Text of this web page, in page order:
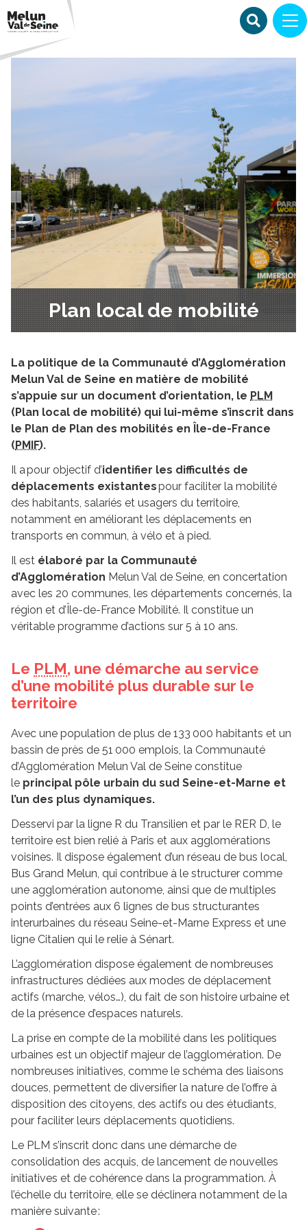
Plan local de mobilité
La politique de la Communauté d’Agglomération
Melun Val de Seine en matière de mobilité
s’appuie sur un document d’orientation, le PLM
(Plan local de mobilité) qui lui-même s’inscrit dans
le Plan de Plan des mobilités en Île-de-France
(PMIF).
Il a pour objectif d’identifier les difficultés de
déplacements existantespour faciliter la mobilité
des habitants, salariés et usagers du territoire,
notamment en améliorant les déplacements en
transports en commun, à vélo et à pied.
Il est élaboré par la Communauté
d’Agglomération Melun Val de Seine, en concertation
avec les 20 communes, les départements concernés, la
région et d’Île-de-France Mobilité. Il constitue un
véritable programme d’actions sur 5 à 10 ans.
Le PLM, une démarche au service
d’une mobilité plus durable sur le
territoire
Avec une population de plus de 133 000 habitants et un
bassin de près de 51 000 emplois, la Communauté
d’Agglomération Melun Val de Seine constitue
le principal pôle urbain du sud Seine-et-Marne et
l’un des plus dynamiques.
Desservi par la ligne R du Transilien et par le RER D, le
territoire est bien relié à Paris et aux agglomérations
voisines. Il dispose également d’un réseau de bus local,
Bus Grand Melun, qui contribue à le structurer comme
une agglomération autonome, ainsi que de multiples
points d’entrées aux 6 lignes de bus structurantes
interurbaines du réseau Seine-et-Marne Express et une
ligne Citalien qui le relie à Sénart.
L’agglomération dispose également de nombreuses
infrastructures dédiées aux modes de déplacement
actifs (marche, vélos…), du fait de son histoire urbaine et
de la présence d’espaces naturels.
La prise en compte de la mobilité dans les politiques
urbaines est un objectif majeur de l’agglomération. De
nombreuses initiatives, comme le schéma des liaisons
douces, permettent de diversifier la nature de l’offre à
disposition des citoyens, des actifs ou des étudiants,
pour faciliter leurs déplacements quotidiens.
Le PLM s’inscrit donc dans une démarche de
consolidation des acquis, de lancement de nouvelles
initiatives et de cohérence dans la programmation. À
l’échelle du territoire, elle se déclinera notamment de la
manière suivante :